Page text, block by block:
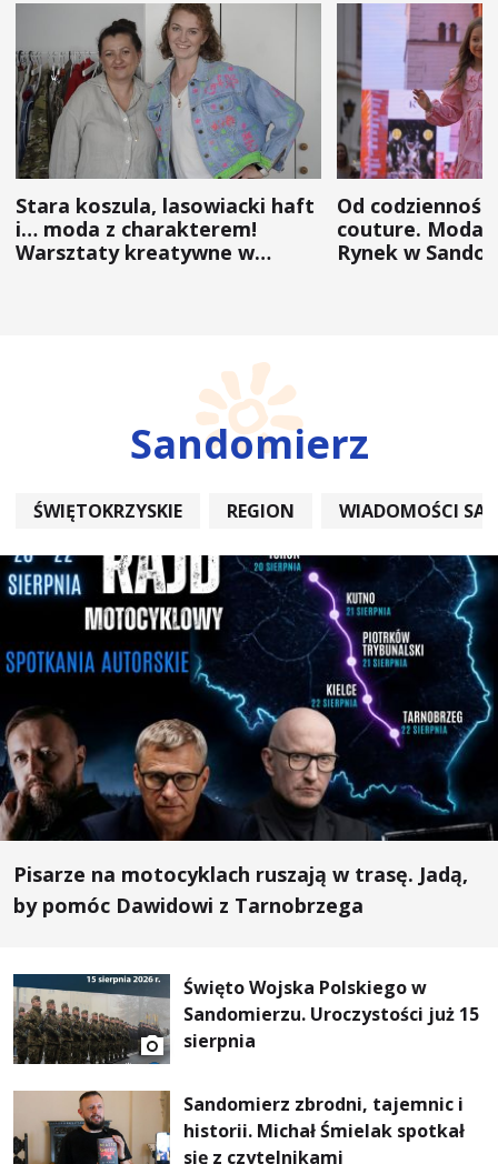
Stara koszula, lasowiacki haft
i… moda z charakterem!
Warsztaty kreatywne w
Od
couture. Moda
Rynek w
Sandomierz
ŚWIĘTOKRZYSKIE REGION WIADOMOŚCI
Pisarze na motocyklach ruszają w trasę. Jadą,
by pomóc Dawidowi z Tarnobrzega
Święto Wojska Polskiego w
Sandomierzu. Uroczystości już 15
sierpnia
Sandomierz zbrodni, tajemnic i
historii. Michał Śmielak spotkał
się z czytelnikami